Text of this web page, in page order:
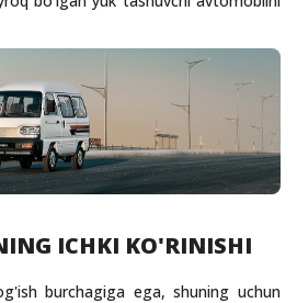
ICHKI KO'RINISHI
burchagiga ega, shuning uchun